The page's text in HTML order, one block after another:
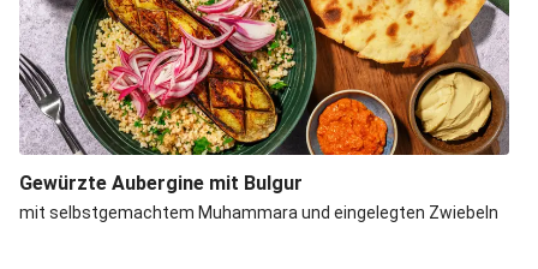
Gewürzte Aubergine mit Bulgur
mit selbstgemachtem Muhammara und eingelegten Zwiebeln